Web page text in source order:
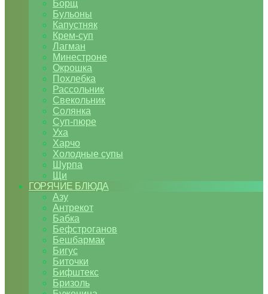
Борщ
Бульоны
Капустняк
Крем-суп
Лагман
Минестроне
Окрошка
Похлебка
Рассольник
Свекольник
Солянка
Суп-пюре
Уха
Харчо
Холодные супы
Шурпа
Щи
ГОРЯЧИЕ БЛЮДА
Азу
Антрекот
Бабка
Бефстроганов
Бешбармак
Бигус
Биточки
Бифштекс
Бризоль